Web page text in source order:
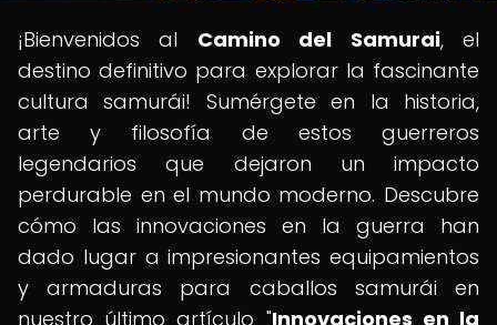
¡Bienvenidos al Camino del Samurai, el
destino definitivo para explorar la fascinante
cultura samurái! Sumérgete en la historia,
arte y filosofía de estos guerreros
legendarios que dejaron un impacto
perdurable en el mundo moderno. Descubre
cómo las innovaciones en la guerra han
dado lugar a impresionantes equipamientos
y armaduras para caballos samurái en
nuestro último artículo "Innovaciones en la